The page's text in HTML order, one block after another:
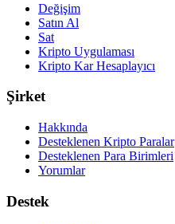
Değişim
Satın Al
Sat
Kripto Uygulaması
Kripto Kar Hesaplayıcı
Şirket
Hakkında
Desteklenen Kripto Paralar
Desteklenen Para Birimleri
Yorumlar
Destek